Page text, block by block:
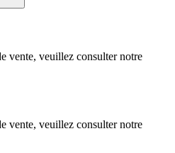
vente, veuillez consulter notre
vente, veuillez consulter notre